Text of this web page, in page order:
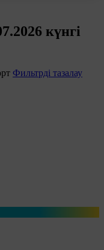
күнгі
Фильтрді тазалау